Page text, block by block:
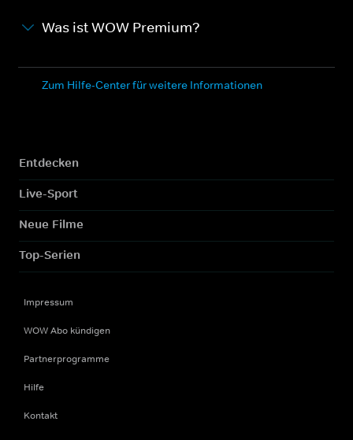
Was ist WOW Premium?
Zum Hilfe-Center für weitere Informationen
Entdecken
Live-Sport
Neue Filme
Top-Serien
Impressum
WOW Abo kündigen
Partnerprogramme
Hilfe
Kontakt